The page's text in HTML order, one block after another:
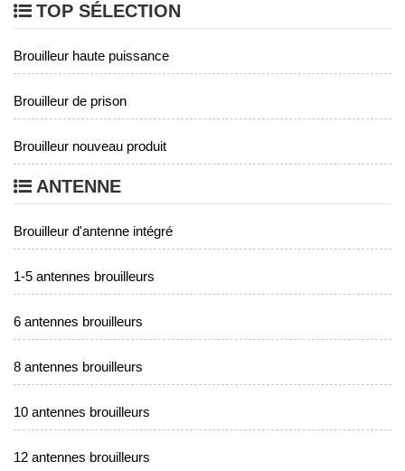
TOP SÉLECTION
Brouilleur haute puissance
Brouilleur de prison
Brouilleur nouveau produit
ANTENNE
Brouilleur d'antenne intégré
1-5 antennes brouilleurs
6 antennes brouilleurs
8 antennes brouilleurs
10 antennes brouilleurs
12 antennes brouilleurs